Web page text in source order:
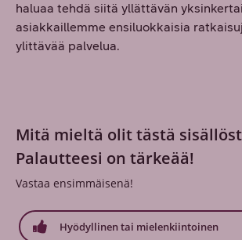
haluaa tehdä siitä yllättävän
asiakkaillemme ensiluokkaisia
ylittävää palvelua.
Mitä mieltä olit tästä
Palautteesi on tärkeää!
Vastaa ensimmäisenä!
Hyödyllinen tai mielenkiintoinen